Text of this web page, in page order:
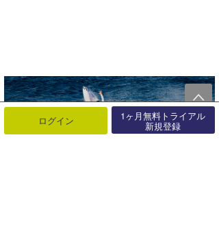
ログイン 1ヶ月無料トライアル
新規登録